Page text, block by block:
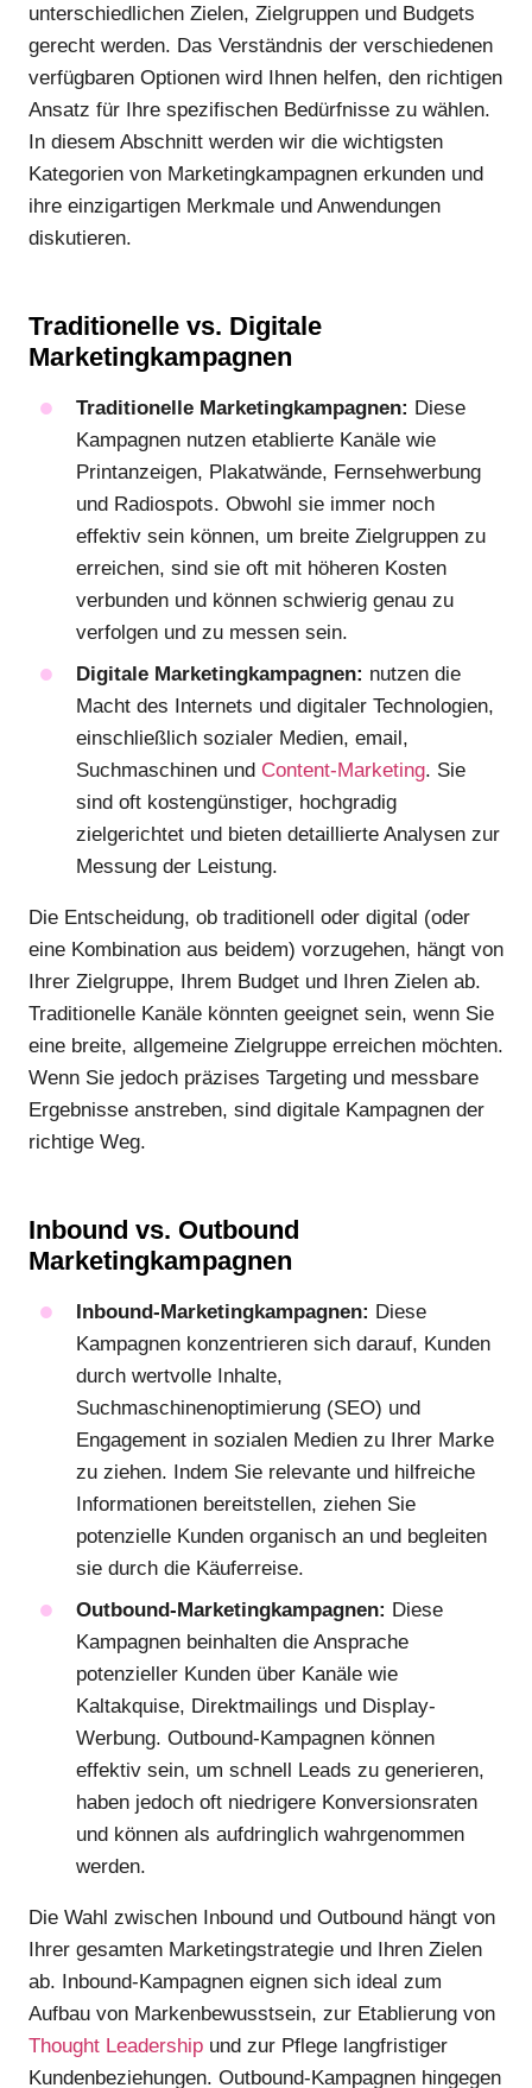
unterschiedlichen Zielen, Zielgruppen und Budgets
gerecht werden. Das Verständnis der verschiedenen
verfügbaren Optionen wird Ihnen helfen, den richtigen
Ansatz für Ihre spezifischen Bedürfnisse zu wählen.
In diesem Abschnitt werden wir die wichtigsten
Kategorien von Marketingkampagnen erkunden und
ihre einzigartigen Merkmale und Anwendungen
diskutieren.
Traditionelle vs. Digitale
Marketingkampagnen
Traditionelle Marketingkampagnen: Diese
Kampagnen nutzen etablierte Kanäle wie
Printanzeigen, Plakatwände, Fernsehwerbung
und Radiospots. Obwohl sie immer noch
effektiv sein können, um breite Zielgruppen zu
erreichen, sind sie oft mit höheren Kosten
verbunden und können schwierig genau zu
verfolgen und zu messen sein.
Digitale Marketingkampagnen: nutzen die
Macht des Internets und digitaler Technologien,
einschließlich sozialer Medien, email,
Suchmaschinen und Content-Marketing. Sie
sind oft kostengünstiger, hochgradig
zielgerichtet und bieten detaillierte Analysen zur
Messung der Leistung.
Die Entscheidung, ob traditionell oder digital (oder
eine Kombination aus beidem) vorzugehen, hängt von
Ihrer Zielgruppe, Ihrem Budget und Ihren Zielen ab.
Traditionelle Kanäle könnten geeignet sein, wenn Sie
eine breite, allgemeine Zielgruppe erreichen möchten.
Wenn Sie jedoch präzises Targeting und messbare
Ergebnisse anstreben, sind digitale Kampagnen der
richtige Weg.
Inbound vs. Outbound
Marketingkampagnen
Inbound-Marketingkampagnen: Diese
Kampagnen konzentrieren sich darauf, Kunden
durch wertvolle Inhalte,
Suchmaschinenoptimierung (SEO) und
Engagement in sozialen Medien zu Ihrer Marke
zu ziehen. Indem Sie relevante und hilfreiche
Informationen bereitstellen, ziehen Sie
potenzielle Kunden organisch an und begleiten
sie durch die Käuferreise.
Outbound-Marketingkampagnen: Diese
Kampagnen beinhalten die Ansprache
potenzieller Kunden über Kanäle wie
Kaltakquise, Direktmailings und Display-
Werbung. Outbound-Kampagnen können
effektiv sein, um schnell Leads zu generieren,
haben jedoch oft niedrigere Konversionsraten
und können als aufdringlich wahrgenommen
werden.
Die Wahl zwischen Inbound und Outbound hängt von
Ihrer gesamten Marketingstrategie und Ihren Zielen
ab. Inbound-Kampagnen eignen sich ideal zum
Aufbau von Markenbewusstsein, zur Etablierung von
Thought Leadership und zur Pflege langfristiger
Kundenbeziehungen. Outbound-Kampagnen hingegen